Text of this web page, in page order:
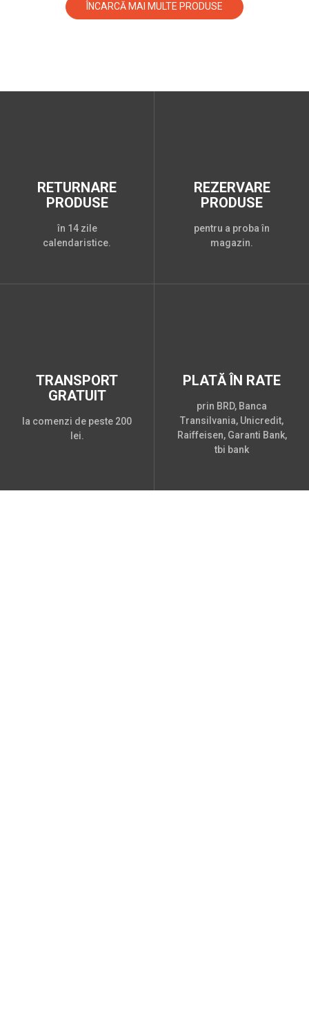
ÎNCARCĂ MAI MULTE PRODUSE
RETURNARE
PRODUSE
în 14 zile
calendaristice.
REZERVARE
PRODUSE
pentru a proba în
magazin.
TRANSPORT
GRATUIT
la comenzi de peste 200
lei.
PLATĂ ÎN RATE
prin BRD, Banca
Transilvania, Unicredit,
Raiffeisen, Garanti Bank,
tbi bank